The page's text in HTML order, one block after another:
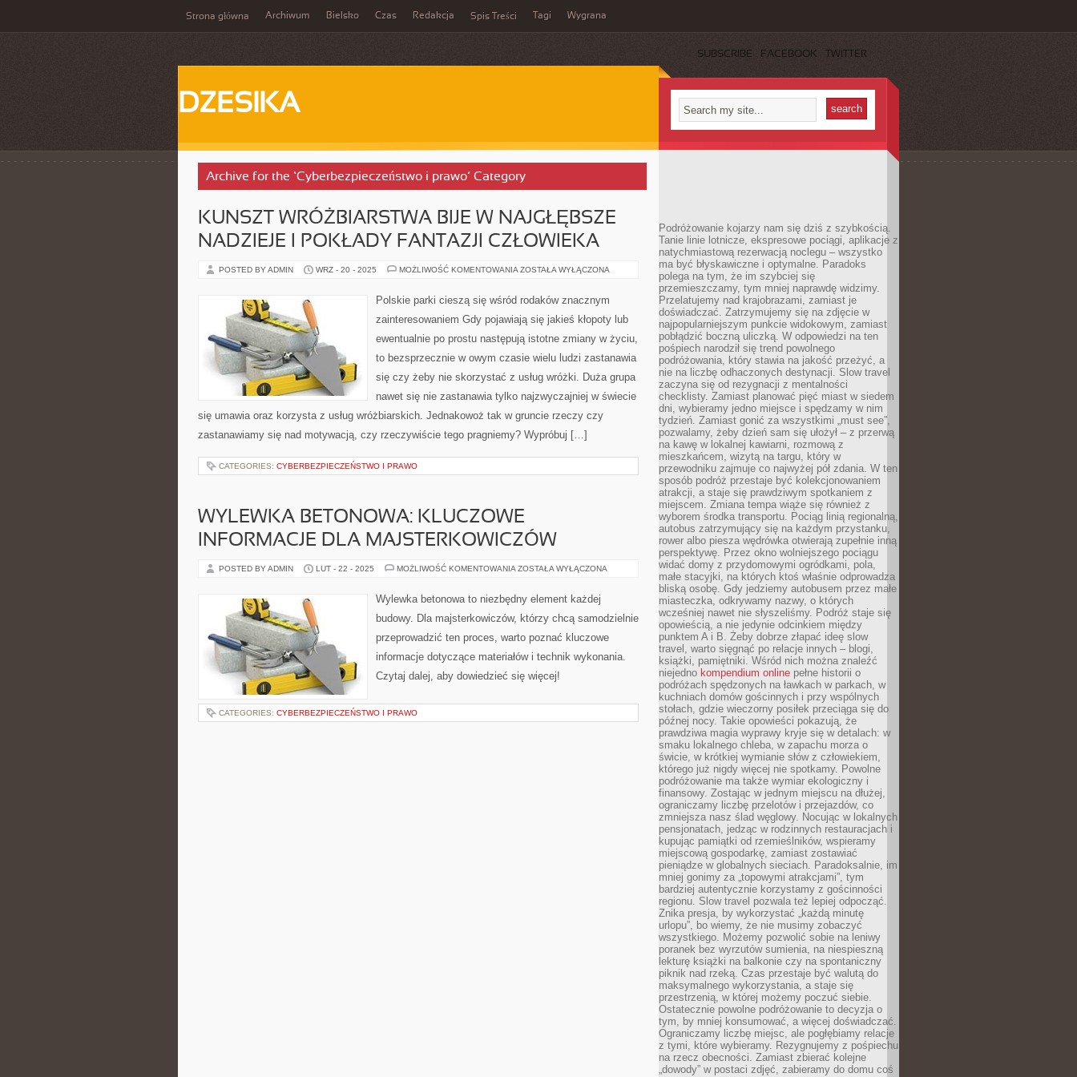
Strona główna Archiwum Bielsko Czas Redakcja Spis Treści Tagi Wygrana
SUBSCRIBE FACEBOOK TWITTER
DZESIKA
Archive for the ‘Cyberbezpieczeństwo i prawo’ Category
KUNSZT WRÓŻBIARSTWA BIJE W NAJGŁĘBSZE
NADZIEJE I POKŁADY FANTAZJI CZŁOWIEKA
POSTED BY ADMIN WRZ - 20 - 2025 MOŻLIWOŚĆ KOMENTOWANIA KUNSZT
NAJGŁĘBSZE
I
FANTAZJI
ZOSTAŁA WYŁĄCZONA
Polskie parki cieszą się wśród rodaków znacznym
zainteresowaniem Gdy pojawiają się jakieś kłopoty lub
ewentualnie po prostu następują istotne zmiany w życiu,
to bezsprzecznie w owym czasie wielu ludzi zastanawia
się czy żeby nie skorzystać z usług wróżki. Duża grupa
nawet się nie zastanawia tylko najzwyczajniej w świecie
się umawia oraz korzysta z usług wróżbiarskich. Jednakowoż tak w gruncie rzeczy czy
zastanawiamy się nad motywacją, czy rzeczywiście tego pragniemy? Wypróbuj […]
CATEGORIES: CYBERBEZPIECZEŃSTWO I PRAWO
WYLEWKA BETONOWA: KLUCZOWE
INFORMACJE DLA MAJSTERKOWICZÓW
POSTED BY ADMIN LUT - 22 - 2025 MOŻLIWOŚĆ KOMENTOWANIA WYLEWKA
INFORMACJE
DLA
ZOSTAŁA WYŁĄCZONA
Wylewka betonowa to niezbędny element każdej
budowy. Dla majsterkowiczów, którzy chcą samodzielnie
przeprowadzić ten proces, warto poznać kluczowe
informacje dotyczące materiałów i technik wykonania.
Czytaj dalej, aby dowiedzieć się więcej!
CATEGORIES: CYBERBEZPIECZEŃSTWO I PRAWO
Podróżowanie kojarzy nam się dziś z szybkością.
Tanie linie lotnicze, ekspresowe pociągi, aplikacje z
natychmiastową rezerwacją noclegu – wszystko
ma być błyskawiczne i optymalne. Paradoks
polega na tym, że im szybciej się
przemieszczamy, tym mniej naprawdę widzimy.
Przelatujemy nad krajobrazami, zamiast je
doświadczać. Zatrzymujemy się na zdjęcie w
najpopularniejszym punkcie widokowym, zamiast
pobłądzić boczną uliczką. W odpowiedzi na ten
pośpiech narodził się trend powolnego
podróżowania, który stawia na jakość przeżyć, a
nie na liczbę odhaczonych destynacji. Slow travel
zaczyna się od rezygnacji z mentalności
checklisty. Zamiast planować pięć miast w siedem
dni, wybieramy jedno miejsce i spędzamy w nim
tydzień. Zamiast gonić za wszystkimi „must see”,
pozwalamy, żeby dzień sam się ułożył – z przerwą
na kawę w lokalnej kawiarni, rozmową z
mieszkańcem, wizytą na targu, który w
przewodniku zajmuje co najwyżej pół zdania. W ten
sposób podróż przestaje być kolekcjonowaniem
atrakcji, a staje się prawdziwym spotkaniem z
miejscem. Zmiana tempa wiąże się również z
wyborem środka transportu. Pociąg linią regionalną,
autobus zatrzymujący się na każdym przystanku,
rower albo piesza wędrówka otwierają zupełnie inną
perspektywę. Przez okno wolniejszego pociągu
widać domy z przydomowymi ogródkami, pola,
małe stacyjki, na których ktoś właśnie odprowadza
bliską osobę. Gdy jedziemy autobusem przez małe
miasteczka, odkrywamy nazwy, o których
wcześniej nawet nie słyszeliśmy. Podróż staje się
opowieścią, a nie jedynie odcinkiem między
punktem A i B. Żeby dobrze złapać ideę slow
travel, warto sięgnąć po relacje innych – blogi,
książki, pamiętniki. Wśród nich można znaleźć
niejedno kompendium online pełne historii o
podróżach spędzonych na ławkach w parkach, w
kuchniach domów gościnnych i przy wspólnych
stołach, gdzie wieczorny posiłek przeciąga się do
późnej nocy. Takie opowieści pokazują, że
prawdziwa magia wyprawy kryje się w detalach: w
smaku lokalnego chleba, w zapachu morza o
świcie, w krótkiej wymianie słów z człowiekiem,
którego już nigdy więcej nie spotkamy. Powolne
podróżowanie ma także wymiar ekologiczny i
finansowy. Zostając w jednym miejscu na dłużej,
ograniczamy liczbę przelotów i przejazdów, co
zmniejsza nasz ślad węglowy. Nocując w lokalnych
pensjonatach, jedząc w rodzinnych restauracjach i
kupując pamiątki od rzemieślników, wspieramy
miejscową gospodarkę, zamiast zostawiać
pieniądze w globalnych sieciach. Paradoksalnie, im
mniej gonimy za „topowymi atrakcjami”, tym
bardziej autentycznie korzystamy z gościnności
regionu. Slow travel pozwala też lepiej odpocząć.
Znika presja, by wykorzystać „każdą minutę
urlopu”, bo wiemy, że nie musimy zobaczyć
wszystkiego. Możemy pozwolić sobie na leniwy
poranek bez wyrzutów sumienia, na niespieszną
lekturę książki na balkonie czy na spontaniczny
piknik nad rzeką. Czas przestaje być walutą do
maksymalnego wykorzystania, a staje się
przestrzenią, w której możemy poczuć siebie.
Ostatecznie powolne podróżowanie to decyzja o
tym, by mniej konsumować, a więcej doświadczać.
Ograniczamy liczbę miejsc, ale pogłębiamy relacje
z tymi, które wybieramy. Rezygnujemy z pośpiechu
na rzecz obecności. Zamiast zbierać kolejne
„dowody” w postaci zdjęć, zabieramy do domu coś